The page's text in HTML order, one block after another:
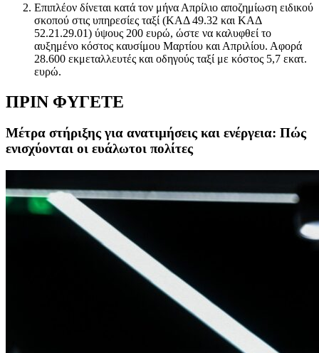
Επιπλέον δίνεται κατά τον μήνα Απρίλιο αποζημίωση ειδικού
σκοπού στις υπηρεσίες ταξί (ΚΑΔ 49.32 και ΚΑΔ
52.21.29.01) ύψους 200 ευρώ, ώστε να καλυφθεί το
αυξημένο κόστος καυσίμου Μαρτίου και Απριλίου. Αφορά
28.600 εκμεταλλευτές και οδηγούς ταξί με κόστος 5,7 εκατ.
ευρώ.
ΠΡΙΝ ΦΥΓΕΤΕ
Μέτρα στήριξης για ανατιμήσεις και ενέργεια: Πώς
ενισχύονται οι ευάλωτοι πολίτες